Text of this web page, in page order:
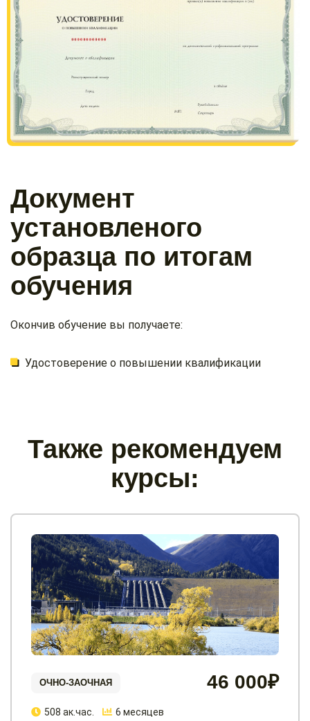
Документ
установленого
образца по итогам
обучения
Окончив обучение вы получаете:
Удостоверение о повышении квалификации
Также рекомендуем
курсы:
ОЧНО-ЗАОЧНАЯ 46 000₽
508 ак.час. 6 месяцев